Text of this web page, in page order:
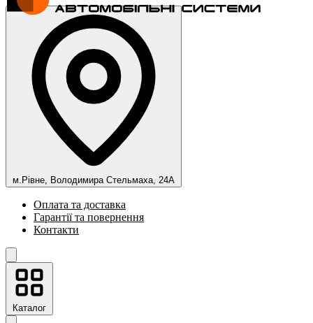
м.Рівне, Володимира Стельмаха, 24А
Оплата та доставка
Гарантії та повернення
Контакти
Каталог